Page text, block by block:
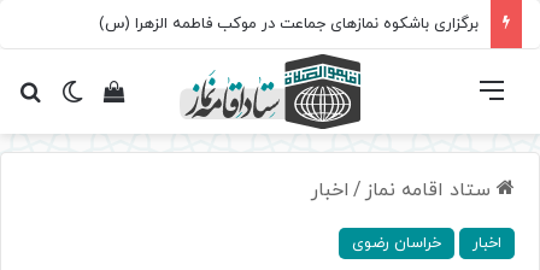
برگزاری باشکوه نمازهای جماعت در موکب فاطمه الزهرا (س)
تغییرمشاهده فهرست
ستاد اقامه نماز / اخبار
اخبار خراسان رضوی